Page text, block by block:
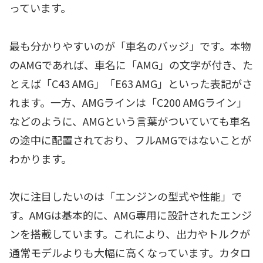
っています。
最も分かりやすいのが「車名のバッジ」です。本物
のAMGであれば、車名に「AMG」の文字が付き、た
とえば「C43 AMG」「E63 AMG」といった表記がさ
れます。一方、AMGラインは「C200 AMGライン」
などのように、AMGという言葉がついていても車名
の途中に配置されており、フルAMGではないことが
わかります。
次に注目したいのは「エンジンの型式や性能」で
す。AMGは基本的に、AMG専用に設計されたエンジ
ンを搭載しています。これにより、出力やトルクが
通常モデルよりも大幅に高くなっています。カタロ